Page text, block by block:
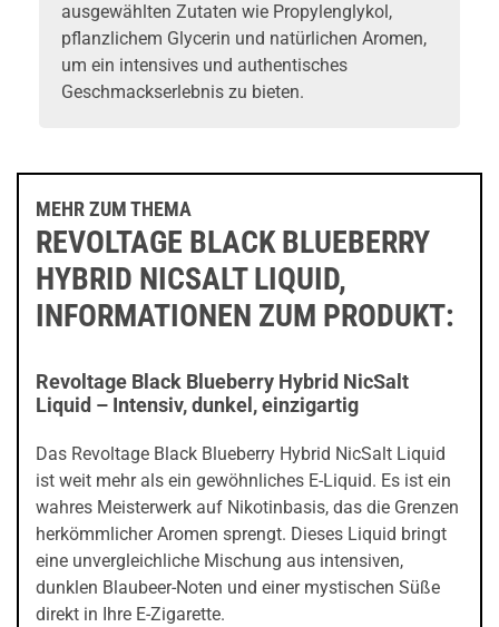
ausgewählten Zutaten wie Propylenglykol,
pflanzlichem Glycerin und natürlichen Aromen,
um ein intensives und authentisches
Geschmackserlebnis zu bieten.
MEHR ZUM THEMA
REVOLTAGE BLACK BLUEBERRY
HYBRID NICSALT LIQUID,
INFORMATIONEN ZUM PRODUKT:
Revoltage Black Blueberry Hybrid NicSalt
Liquid – Intensiv, dunkel, einzigartig
Das Revoltage Black Blueberry Hybrid NicSalt Liquid
ist weit mehr als ein gewöhnliches E-Liquid. Es ist ein
wahres Meisterwerk auf Nikotinbasis, das die Grenzen
herkömmlicher Aromen sprengt. Dieses Liquid bringt
eine unvergleichliche Mischung aus intensiven,
dunklen Blaubeer-Noten und einer mystischen Süße
direkt in Ihre E-Zigarette.